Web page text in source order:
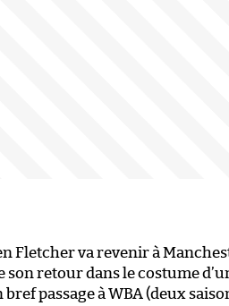
Fletcher va revenir à
retour dans le costume
passage à WBA (deux